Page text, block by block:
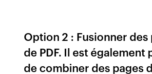
Option 2 : Fusionner des
de PDF. Il est également
de combiner des pages